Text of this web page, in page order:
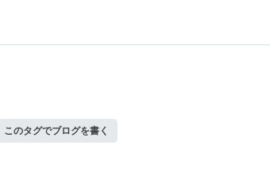
このタグでブログを書く